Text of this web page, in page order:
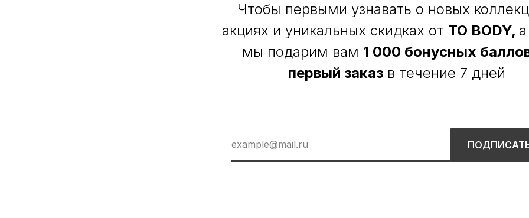
Чтобы первыми узнавать о новых
акциях и уникальных скидках от TO BODY,
мы подарим вам 1 000 бонусных
первый заказ в течение 7 дней